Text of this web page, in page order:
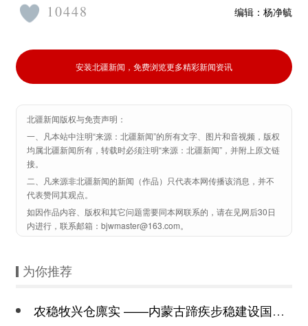
编辑： 杨净毓
10448
安装北疆新闻，免费浏览更多精彩新闻资讯
北疆新闻版权与免责声明：
一、凡本站中注明“来源：北疆新闻”的所有文字、图片和音视频，版权
均属北疆新闻所有，转载时必须注明“来源：北疆新闻”，并附上原文链
接。
二、凡来源非北疆新闻的新闻（作品）只代表本网传播该消息，并不
代表赞同其观点。
如因作品内容、版权和其它问题需要同本网联系的，请在见网后30日
内进行，联系邮箱：bjwmaster@163.com。
为你推荐
农稳牧兴仓廪实 ——内蒙古蹄疾步稳建设国家重要农畜产品生产基地